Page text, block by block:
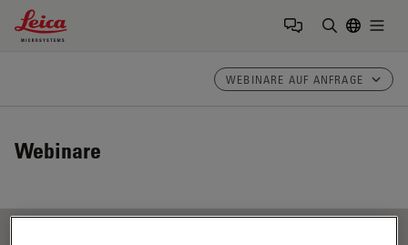
Leica Microsystems Logo
WEBINARE AUF ANFRAGE
Webinare